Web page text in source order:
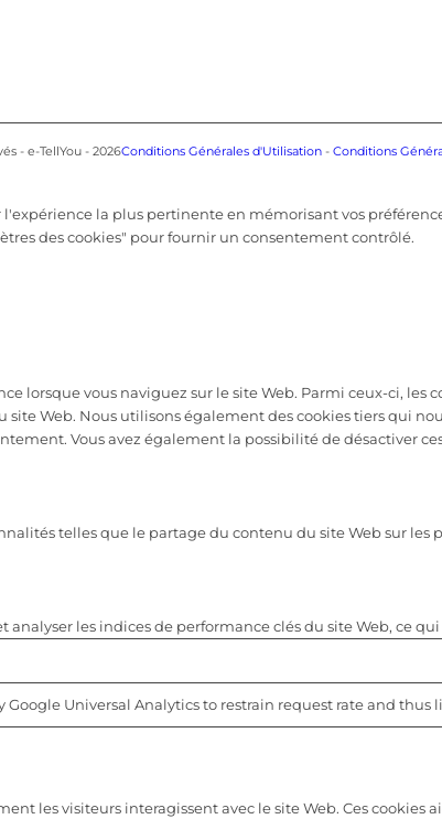
- e-TellYou - 2026Conditions Générales d'Utilisation - Conditions
la plus pertinente en mémorisant vos
des cookies" pour fournir un consentement contrôlé.
lorsque vous naviguez sur le site Web. Parmi ceux-ci, les
Web. Nous utilisons également des cookies tiers qui
Vous avez également la possibilité de désactiver
telles que le partage du contenu du site Web sur
les indices de performance clés du site Web, ce
Google Universal Analytics to restrain request rate and
les visiteurs interagissent avec le site Web. Ces